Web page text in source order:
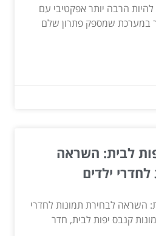
הרבה יותר אפקטיבי עם
במערכת שמספק פתרון שלם
לבית: השראה
ילדים
השראה לבחירת תמונות לחדרי
קנבס יפות לבית, חדר